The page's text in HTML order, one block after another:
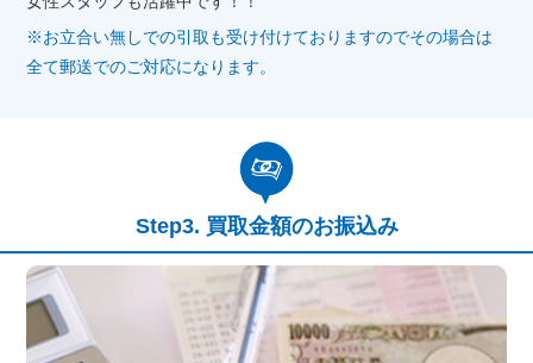
※お立合い無しでの引取も受け付けておりますのでその場合は
全て郵送でのご対応になります。
買取金額のお振込み